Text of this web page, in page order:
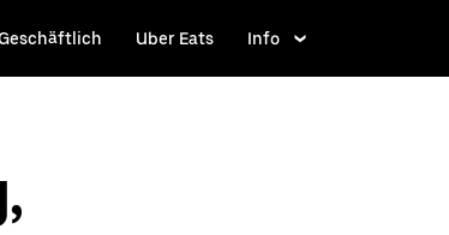
Uber Eats Info